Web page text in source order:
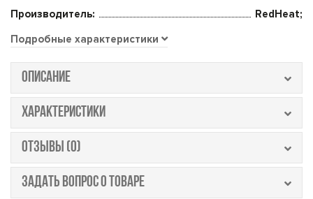
Производитель:
RedHeat;
Подробные характеристики
ОПИСАНИЕ
ХАРАКТЕРИСТИКИ
ОТЗЫВЫ (0)
ЗАДАТЬ ВОПРОС О ТОВАРЕ